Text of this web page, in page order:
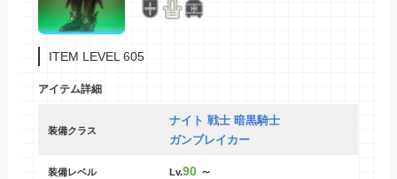
ITEM LEVEL 605
アイテム詳細
装備クラス
ナイト 戦士 暗黒騎士
ガンブレイカー
装備レベル Lv.90～